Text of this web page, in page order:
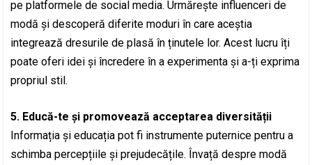
pe platformele de social media. Urmărește influenceri de
modă și descoperă diferite moduri în care aceștia
integrează dresurile de plasă în ținutele lor. Acest lucru îți
poate oferi idei și încredere în a experimenta și a-ți exprima
propriul stil.
5. Educă-te și promovează acceptarea diversității
Informația și educația pot fi instrumente puternice pentru a
schimba percepțiile și prejudecățile. Învață despre modă